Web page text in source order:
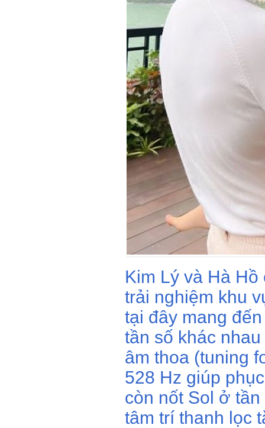
Kim Lý và Hà
trải nghiệm khu
tại đây mang
tần số khác
âm thoa (tuning
528 Hz giúp
còn nốt Sol ở
tâm trí thanh lọc